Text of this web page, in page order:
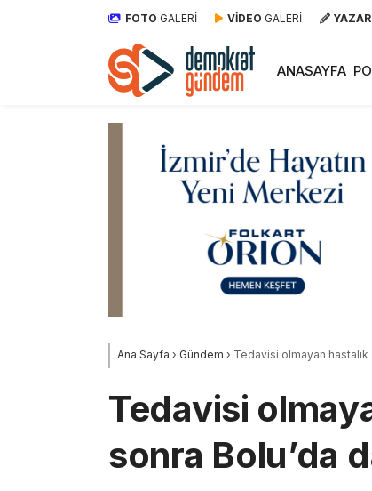
FOTO GALERİ VİDEO GALERİ
ANASAYFA
Ana Sayfa › Gündem › Tedavisi olmayan hastalık
Tedavisi
sonra Bolu’da